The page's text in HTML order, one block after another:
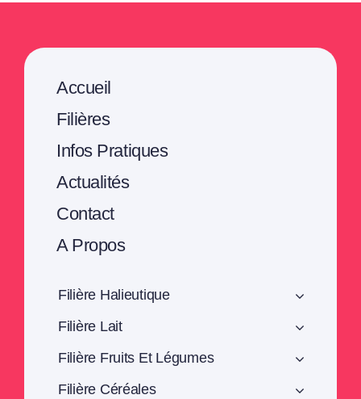
Accueil
Filières
Infos Pratiques
Actualités
Contact
A Propos
Filière Halieutique
Filière Lait
Filière Fruits Et Légumes
Filière Céréales